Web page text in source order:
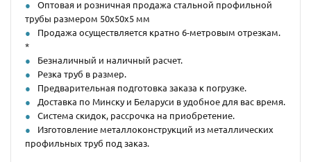
Оптовая и розничная продажа стальной профильной
трубы размером 50х50х5 мм
Продажа осуществляется кратно 6-метровым отрезкам.
*
Безналичный и наличный расчет.
Резка труб в размер.
Предварительная подготовка заказа к погрузке.
Доставка по Минску и Беларуси в удобное для вас время.
Система скидок, рассрочка на приобретение.
Изготовление металлоконструкций из металлических
профильных труб под заказ.